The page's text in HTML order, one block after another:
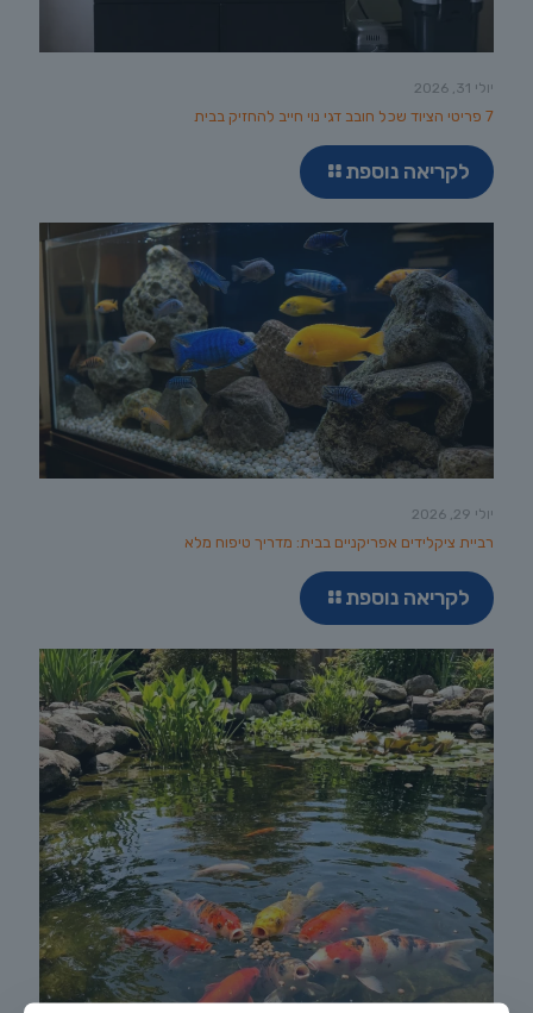
יולי 31, 2026
7 פריטי הציוד שכל חובב דגי נוי חייב להחזיק בבית
לקריאה נוספת
יולי 29, 2026
רביית ציקלידים אפריקניים בבית: מדריך טיפוח מלא
לקריאה נוספת